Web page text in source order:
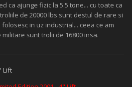
ca ajunge fizic la 5.5 tone... cu toate ca
de 20000 lbs sunt destul de rare si
in uz industrial... ceea ce am
sunt trolii de 16800 insa.
Lift